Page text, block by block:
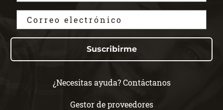
Suscribirme
¿Necesitas ayuda? Contáctanos
Gestor de proveedores